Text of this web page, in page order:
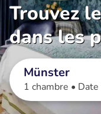
Trouvez
dans les
Münster
1 chambre •